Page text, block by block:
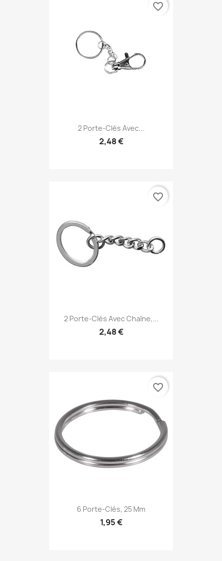
2 Porte-Clés Avec...
2,48 €
favorite_border
2 Porte-Clés Avec Chaîne,...
2,48 €
favorite_border
6 Porte-Clés, 25 Mm
1,95 €
favorite_border